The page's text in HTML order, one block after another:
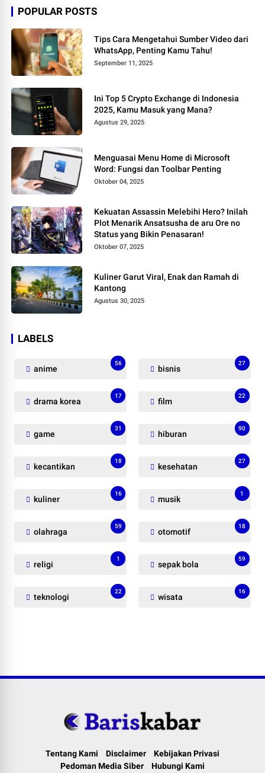
POPULAR POSTS
Tips Cara Mengetahui Sumber Video dari
WhatsApp, Penting Kamu Tahu!
September 11, 2025
Ini Top 5 Crypto Exchange di Indonesia
2025, Kamu Masuk yang Mana?
Agustus 29, 2025
Menguasai Menu Home di Microsoft
Word: Fungsi dan Toolbar Penting
Oktober 04, 2025
Kekuatan Assassin Melebihi Hero? Inilah
Plot Menarik Ansatsusha de aru Ore no
Status yang Bikin Penasaran!
Oktober 07, 2025
Kuliner Garut Viral, Enak dan Ramah di
Kantong
Agustus 30, 2025
LABELS
anime
56
bisnis
27
drama korea
17
film
22
game
31
hiburan
90
kecantikan
18
kesehatan
27
kuliner
16
musik
1
olahraga
59
otomotif
18
religi
1
sepak bola
59
teknologi
22
wisata
16
Tentang Kami Disclaimer
Kebijakan Privasi
Pedoman Media Siber
Hubungi Kami